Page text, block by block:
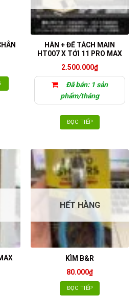
HÀN + ĐẾ TÁCH MAIN
HT007 X TỚI 11 PRO MAX
2.500.000₫
Đã bán: 1 sản
phẩm/tháng
ĐỌC TIẾP
HẾT HÀNG
KÌM B&R
80.000₫
ĐỌC TIẾP